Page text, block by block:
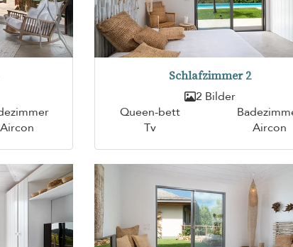
Aircon
Schlafzimmer 2
2 Bilder
Queen-bett
Tv
Aircon